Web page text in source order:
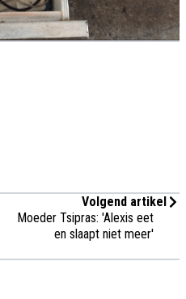
Volgend artikel
Moeder Tsipras: 'Alexis eet
en slaapt niet meer'